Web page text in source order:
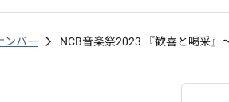
ンバー NCB音楽祭2023 『歓喜と喝采』